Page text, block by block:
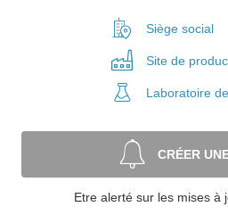
Siège social
Site de
Laboratoire
CRÉER
Etre alerté sur les mises à